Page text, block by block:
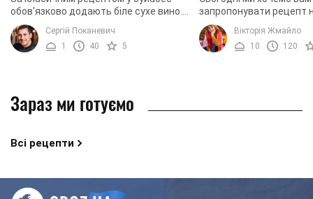
обов'язково додають біле сухе вино.
Воно збагачує смак страви, не
обтяжуючи його алкогольним
присмаком. Поєднання ...
Сергій Поканевич
1
40 5
запропонувати рецепт
смачного, ароматного
супу, який має назву
страва французької ...
Вікторія Жмайло
10
120
Зараз ми готуємо
Всі рецепти